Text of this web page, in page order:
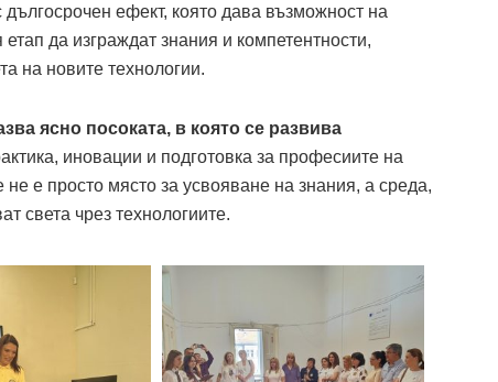
ефект, която дава възможност на
да изграждат знания и компетентности,
на новите технологии.
ясно посоката, в която се развива
иновации и подготовка за професиите на
е просто място за усвояване на знания, а среда,
света чрез технологиите.